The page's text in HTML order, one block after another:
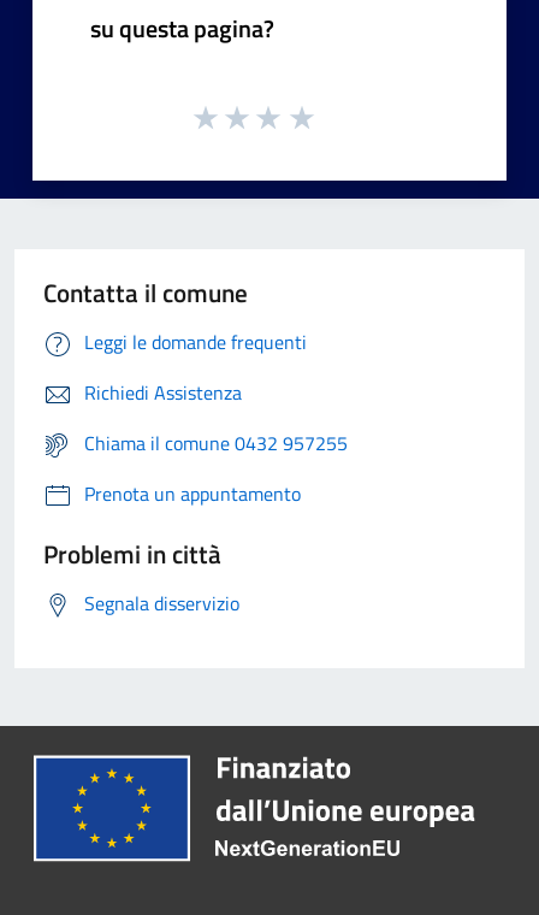
su questa pagina?
Contatta il comune
Leggi le domande frequenti
Richiedi Assistenza
Chiama il comune 0432 957255
Prenota un appuntamento
Problemi in città
Segnala disservizio